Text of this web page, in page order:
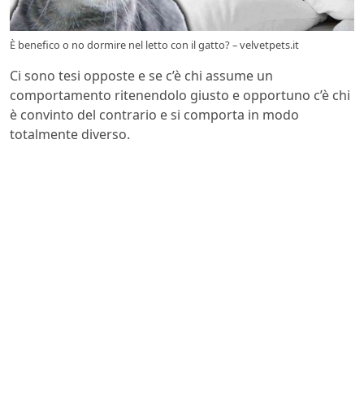
È benefico o no dormire nel letto con il gatto? – velvetpets.it
Ci sono tesi opposte e se c’è chi assume un
comportamento ritenendolo giusto e opportuno c’è chi
è convinto del contrario e si comporta in modo
totalmente diverso.